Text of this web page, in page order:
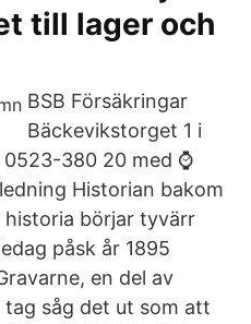
till lager och
BSB Försäkringar
Bäckevikstorget 1 i
380 20 med ⌚
Historian bakom
historia börjar tyvärr
påsk år 1895
en del av
tag såg det ut som att